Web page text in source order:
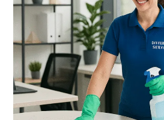
Service
210
932
8019
6980
559
248